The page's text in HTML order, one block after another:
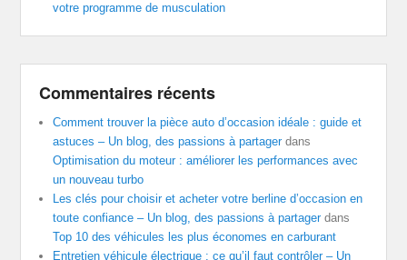
votre programme de musculation
Commentaires récents
Comment trouver la pièce auto d’occasion idéale : guide et
astuces – Un blog, des passions à partagerdans
Optimisation du moteur : améliorer les performances avec
un nouveau turbo
Les clés pour choisir et acheter votre berline d’occasion en
toute confiance – Un blog, des passions à partagerdans
Top 10 des véhicules les plus économes en carburant
Entretien véhicule électrique : ce qu’il faut contrôler – Un